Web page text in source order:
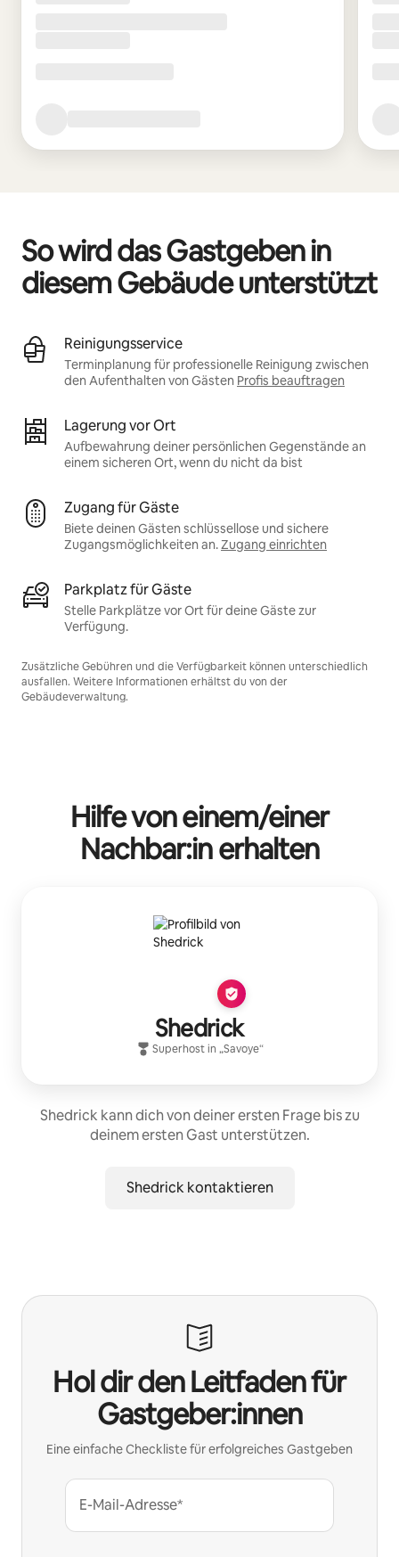
So wird das Gastgeben in
diesem Gebäude unterstützt
Reinigungsservice
Terminplanung für professionelle Reinigung zwischen
den Aufenthalten von Gästen Profis beauftragen
Lagerung vor Ort
Aufbewahrung deiner persönlichen Gegenstände an
einem sicheren Ort, wenn du nicht da bist
Zugang für Gäste
Biete deinen Gästen schlüssellose und sichere
Zugangsmöglichkeiten an.Zugang einrichten
Parkplatz für Gäste
Stelle Parkplätze vor Ort für deine Gäste zur
Verfügung.
Zusätzliche Gebühren und die Verfügbarkeit können unterschiedlich
ausfallen. Weitere Informationen erhältst du von der
Gebäudeverwaltung.
Hilfe von einem/einer
Nachbar:in erhalten
Shedrick
Superhost in „Savoye“
Shedrick kann dich von deiner ersten Frage bis zu
deinem ersten Gast unterstützen.
Shedrick kontaktieren
Hol dir den Leitfaden für
Gastgeber:innen
Eine einfache Checkliste für erfolgreiches Gastgeben
E-Mail-Adresse*